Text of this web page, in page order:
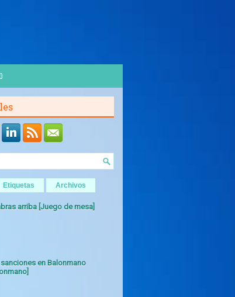
Etiquetas Archivos
arriba [Juego de mesa]
en Balonmano